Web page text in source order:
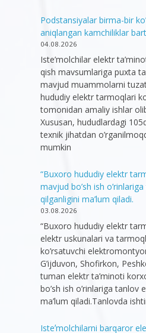
Podstansiyalar birma-bir
aniqlangan kamchiliklar
04.08.2026
Iste’molchilar elektr
qish mavsumlariga puxta
mavjud muammolarni
hududiy elektr tarmoqlari
tomonidan amaliy ishlar
Xususan, hududlardagi
texnik jihatdan
mumkin
“Buxoro hududiy elektr
mavjud bo’sh ish
qilganligini ma’lum qiladi.
03.08.2026
“Buxoro hududiy elektr
elektr uskunalari va
ko’rsatuvchi
G’ijduvon, Shofirkon,
tuman elektr ta’minoti
bo’sh ish o’rinlariga tanlov
ma’lum qiladi.Tanlovda
Isteʼmolchilarni barqaror